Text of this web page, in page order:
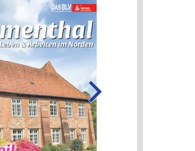
im
machen die Meister des Weihnachtsmarktes
Forums, gefragt und zum
bei diesen Temperaturen an Weihnachten zu
im Hamme Forum ist mit